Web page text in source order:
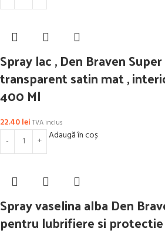
Spray lac , Den Braven
transparent satin mat ,
400 Ml
22.40lei TVA inclus
Adaugă în coș
Spray vaselina alba Den
pentru lubrifiere si